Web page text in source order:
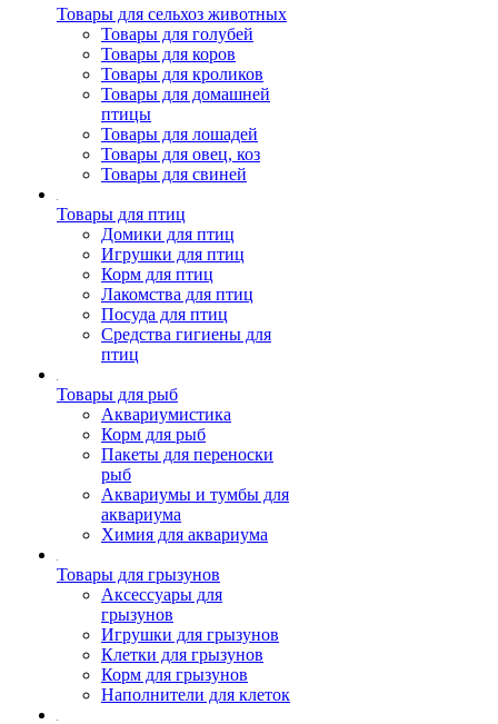
Товары для сельхоз животных
Товары для голубей
Товары для коров
Товары для кроликов
Товары для домашней
птицы
Товары для лошадей
Товары для овец, коз
Товары для свиней
Товары для птиц
Домики для птиц
Игрушки для птиц
Корм для птиц
Лакомства для птиц
Посуда для птиц
Средства гигиены для
птиц
Товары для рыб
Аквариумистика
Корм для рыб
Пакеты для переноски
рыб
Аквариумы и тумбы для
аквариума
Химия для аквариума
Товары для грызунов
Аксессуары для
грызунов
Игрушки для грызунов
Клетки для грызунов
Корм для грызунов
Наполнители для клеток